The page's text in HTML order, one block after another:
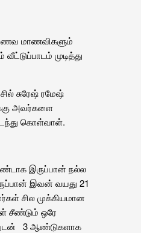
மாணவிகளும்
முடித்து
சுரேஷ் ரமேஷ்
அவர்களை
கொள்வாள்.
இருப்பான் நல்ல
இவன் வயது 21
சில முக்கியமான
சீண்டும் ஒரே
3 ஆண்டுகளாக